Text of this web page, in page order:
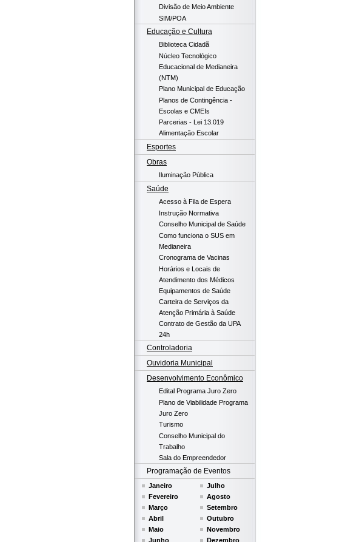
Divisão de Meio Ambiente
SIM/POA
Educação e Cultura
Biblioteca Cidadã
Núcleo Tecnológico
Educacional de Medianeira
(NTM)
Plano Municipal de Educação
Planos de Contingência -
Escolas e CMEIs
Parcerias - Lei 13.019
Alimentação Escolar
Esportes
Obras
Iluminação Pública
Saúde
Acesso à Fila de Espera
Instrução Normativa
Conselho Municipal de Saúde
Como funciona o SUS em
Medianeira
Cronograma de Vacinas
Horários e Locais de
Atendimento dos Médicos
Equipamentos de Saúde
Carteira de Serviços da
Atenção Primária à Saúde
Contrato de Gestão da UPA
24h
Controladoria
Ouvidoria Municipal
Desenvolvimento Econômico
Edital Programa Juro Zero
Plano de Viabilidade Programa
Juro Zero
Turismo
Conselho Municipal do
Trabalho
Sala do Empreendedor
Programação de Eventos
Janeiro
Fevereiro
Março
Abril
Maio
Junho
Julho
Agosto
Setembro
Outubro
Novembro
Dezembro